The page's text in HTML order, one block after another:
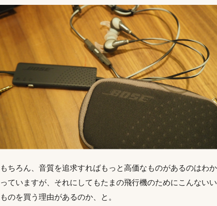
もちろん、音質を追求すればもっと高価なものがあるのはわか
っていますが、それにしてもたまの飛行機のためにこんないい
ものを買う理由があるのか、と。